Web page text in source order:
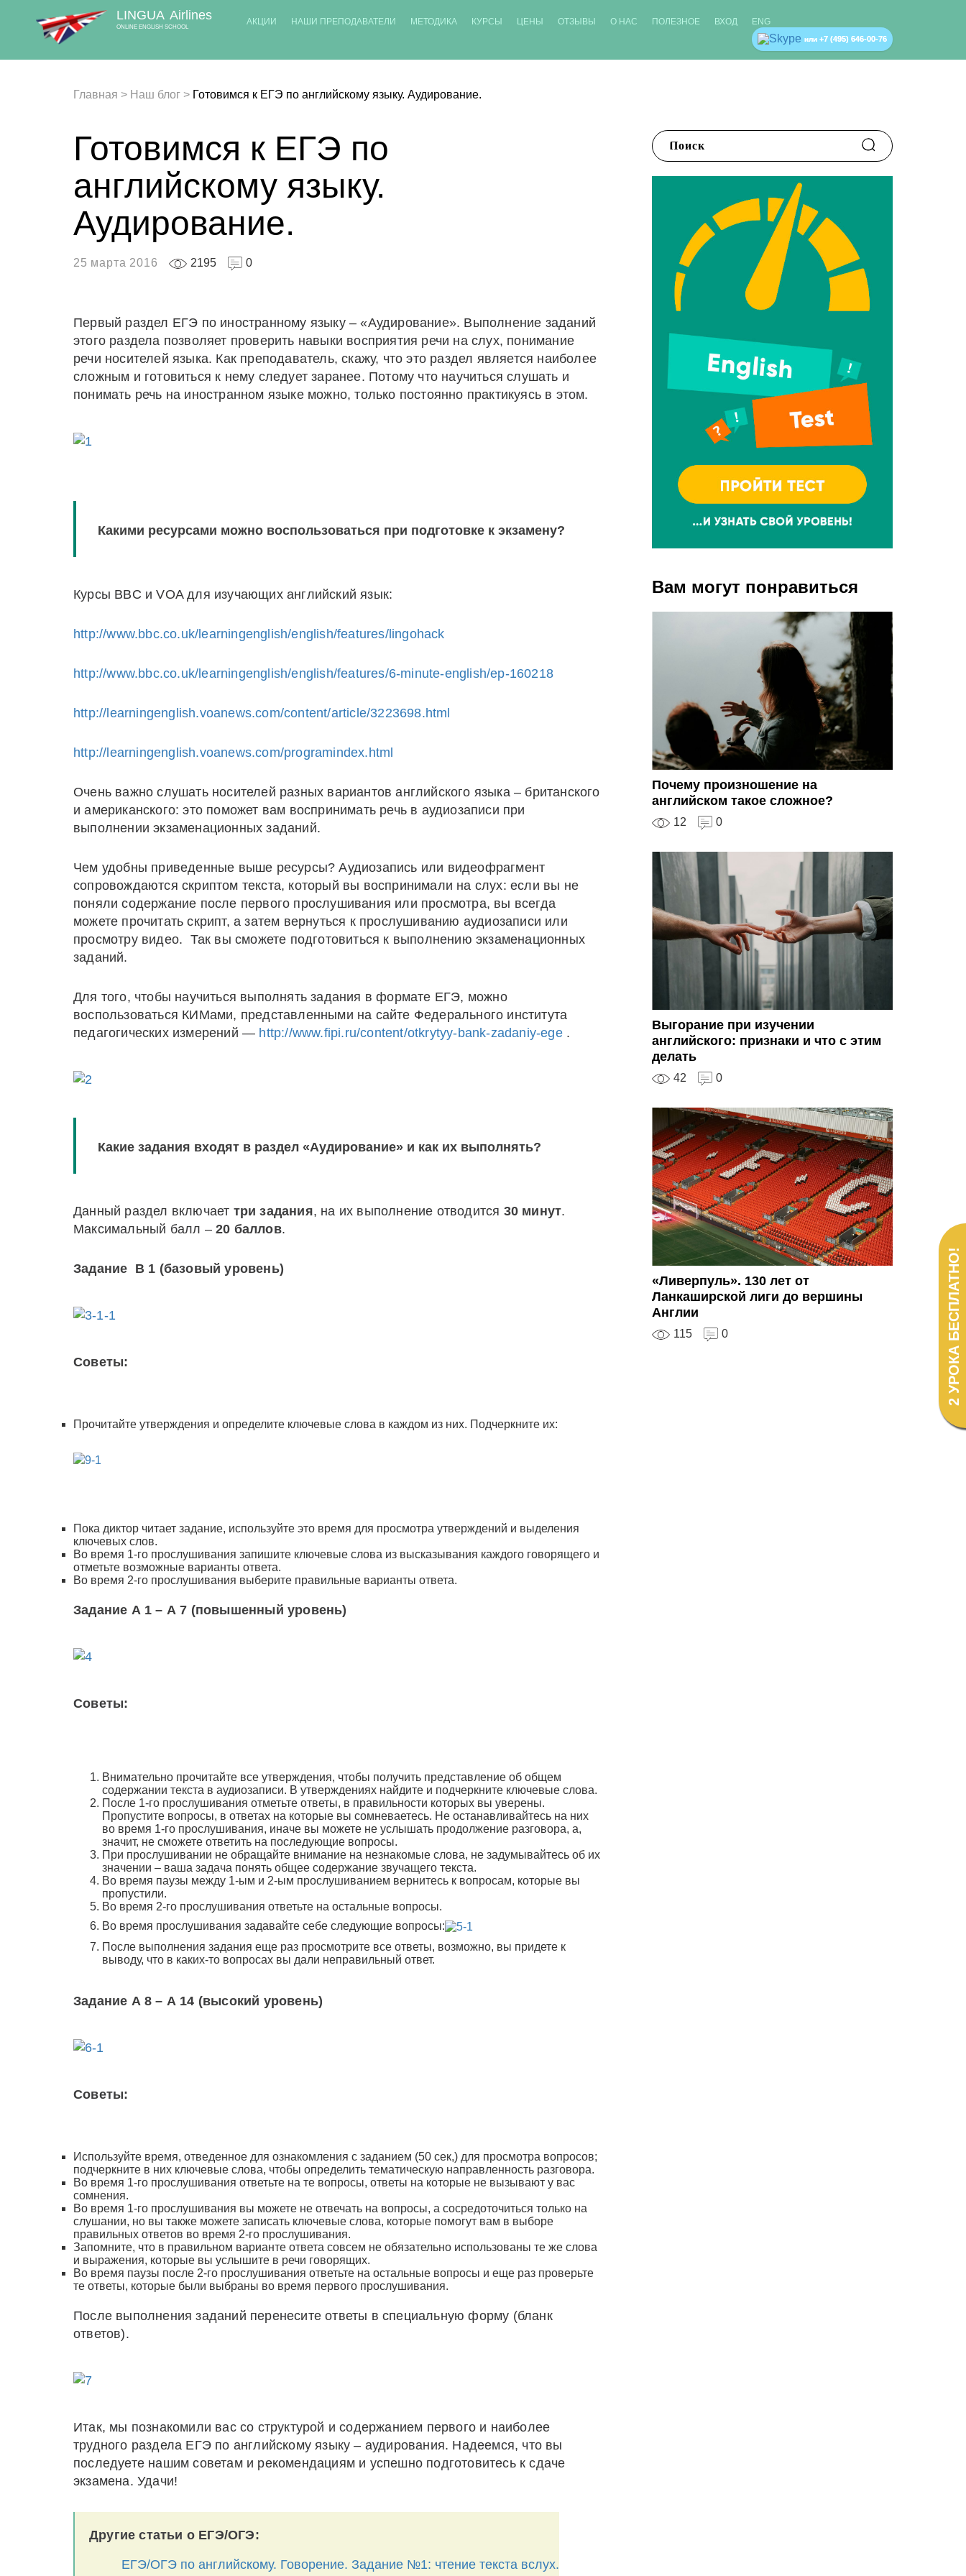
LINGUA Airlines
ONLINE ENGLISH SCHOOL
АКЦИИ НАШИ ПРЕПОДАВАТЕЛИ МЕТОДИКА КУРСЫ ЦЕНЫ ОТЗЫВЫ О НАС ПОЛЕЗНОЕ ВХОД ENG
или +7 (495) 646-00-76
Главная > Наш блог > Готовимся к ЕГЭ по английскому языку. Аудирование.
Вам могут понравиться
Почему произношение на
английском такое сложное?
12 0
Выгорание при изучении
английского: признаки и что с этим
делать
42 0
«Ливерпуль». 130 лет от
Ланкаширской лиги до вершины
Англии
115 0
Готовимся к ЕГЭ по
английскому языку.
Аудирование.
25 марта 2016 2195 0
Первый раздел ЕГЭ по иностранному языку – «Аудирование». Выполнение заданий
этого раздела позволяет проверить навыки восприятия речи на слух, понимание
речи носителей языка. Как преподаватель, скажу, что это раздел является наиболее
сложным и готовиться к нему следует заранее. Потому что научиться слушать и
понимать речь на иностранном языке можно, только постоянно практикуясь в этом.
Какими ресурсами можно воспользоваться при подготовке к экзамену?
Курсы BBC и VOA для изучающих английский язык:
http://www.bbc.co.uk/learningenglish/english/features/lingohack
http://www.bbc.co.uk/learningenglish/english/features/6-minute-english/ep-160218
http://learningenglish.voanews.com/content/article/3223698.html
http://learningenglish.voanews.com/programindex.html
Очень важно слушать носителей разных вариантов английского языка – британского
и американского: это поможет вам воспринимать речь в аудиозаписи при
выполнении экзаменационных заданий.
Чем удобны приведенные выше ресурсы? Аудиозапись или видеофрагмент
сопровождаются скриптом текста, который вы воспринимали на слух: если вы не
поняли содержание после первого прослушивания или просмотра, вы всегда
можете прочитать скрипт, а затем вернуться к прослушиванию аудиозаписи или
просмотру видео. Так вы сможете подготовиться к выполнению экзаменационных
заданий.
Для того, чтобы научиться выполнять задания в формате ЕГЭ, можно
воспользоваться КИМами, представленными на сайте Федерального института
педагогических измерений — http://www.fipi.ru/content/otkrytyy-bank-zadaniy-ege.
Какие задания входят в раздел «Аудирование» и как их выполнять?
Данный раздел включает три задания, на их выполнение отводится 30 минут.
Максимальный балл – 20 баллов.
Задание В 1 (базовый уровень)
Советы:
Прочитайте утверждения и определите ключевые слова в каждом из них. Подчеркните их:
Пока диктор читает задание, используйте это время для просмотра утверждений и выделения
ключевых слов.
Во время 1-го прослушивания запишите ключевые слова из высказывания каждого говорящего и
отметьте возможные варианты ответа.
Во время 2-го прослушивания выберите правильные варианты ответа.
Задание А 1 – А 7 (повышенный уровень)
Советы:
Внимательно прочитайте все утверждения, чтобы получить представление об общем
содержании текста в аудиозаписи. В утверждениях найдите и подчеркните ключевые слова.
После 1-го прослушивания отметьте ответы, в правильности которых вы уверены.
Пропустите вопросы, в ответах на которые вы сомневаетесь. Не останавливайтесь на них
во время 1-го прослушивания, иначе вы можете не услышать продолжение разговора, а,
значит, не сможете ответить на последующие вопросы.
При прослушивании не обращайте внимание на незнакомые слова, не задумывайтесь об их
значении – ваша задача понять общее содержание звучащего текста.
Во время паузы между 1-ым и 2-ым прослушиванием вернитесь к вопросам, которые вы
пропустили.
Во время 2-го прослушивания ответьте на остальные вопросы.
Во время прослушивания задавайте себе следующие вопросы:
После выполнения задания еще раз просмотрите все ответы, возможно, вы придете к
выводу, что в каких-то вопросах вы дали неправильный ответ.
Задание А 8 – А 14 (высокий уровень)
Советы:
Используйте время, отведенное для ознакомления с заданием (50 сек,) для просмотра вопросов;
подчеркните в них ключевые слова, чтобы определить тематическую направленность разговора.
Во время 1-го прослушивания ответьте на те вопросы, ответы на которые не вызывают у вас
сомнения.
Во время 1-го прослушивания вы можете не отвечать на вопросы, а сосредоточиться только на
слушании, но вы также можете записать ключевые слова, которые помогут вам в выборе
правильных ответов во время 2-го прослушивания.
Запомните, что в правильном варианте ответа совсем не обязательно использованы те же слова
и выражения, которые вы услышите в речи говорящих.
Во время паузы после 2-го прослушивания ответьте на остальные вопросы и еще раз проверьте
те ответы, которые были выбраны во время первого прослушивания.
После выполнения заданий перенесите ответы в специальную форму (бланк
ответов).
Итак, мы познакомили вас со структурой и содержанием первого и наиболее
трудного раздела ЕГЭ по английскому языку – аудирования. Надеемся, что вы
последуете нашим советам и рекомендациям и успешно подготовитесь к сдаче
экзамена. Удачи!
Другие статьи о ЕГЭ/ОГЭ:
ЕГЭ/ОГЭ по английскому. Говорение. Задание №1: чтение текста вслух.
2 УРОКА БЕСПЛАТНО!